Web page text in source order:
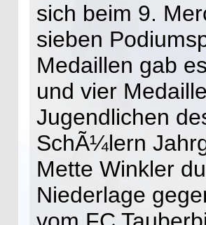
sich beim 9.
sieben
Medaillen gab
und vier
Jugendlichen
SchÃ¼lern
Mette Winkler
Niederlage